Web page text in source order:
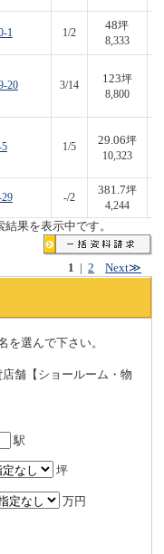
1 1/2
48坪
8,333
20 3/14
123坪
8,800
1/5
29.06坪
10,323
-/2
381.7坪
4,244
果を表示中です。
1 |2 Next≫
を選んで下さい。
店舗【ショールーム・物
駅
坪
万円